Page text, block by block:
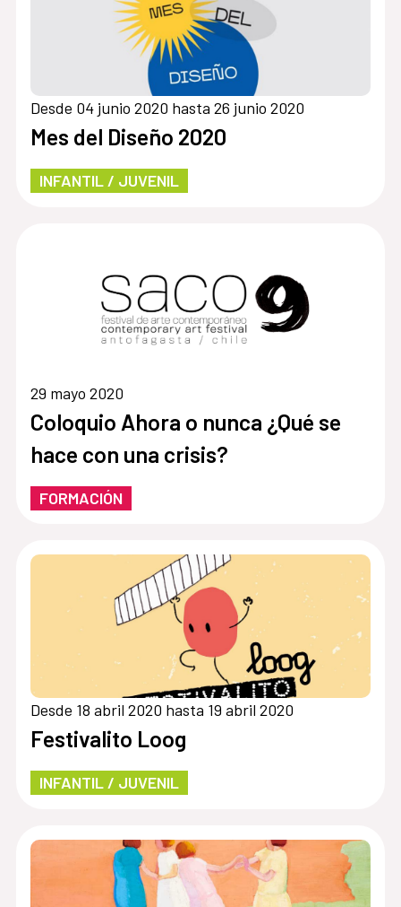
Desde 04 junio 2020 hasta 26 junio 2020
Mes del Diseño 2020
INFANTIL / JUVENIL
29 mayo 2020
Coloquio Ahora o nunca ¿Qué se
hace con una crisis?
FORMACIÓN
Desde 18 abril 2020 hasta 19 abril 2020
Festivalito Loog
INFANTIL / JUVENIL